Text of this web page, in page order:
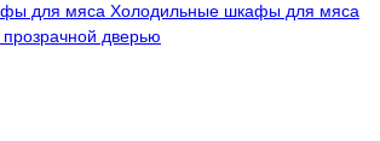
для мяса Холодильные шкафы для мяса
дверью